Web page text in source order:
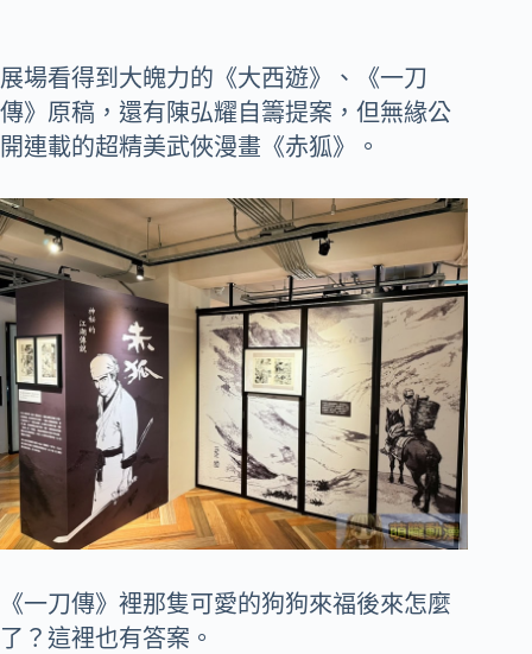
展場看得到大魄力的《大西遊》、《一刀
傳》原稿，還有陳弘耀自籌提案，但無緣公
開連載的超精美武俠漫畫《赤狐》。
《一刀傳》裡那隻可愛的狗狗來福後來怎麼
了？這裡也有答案。